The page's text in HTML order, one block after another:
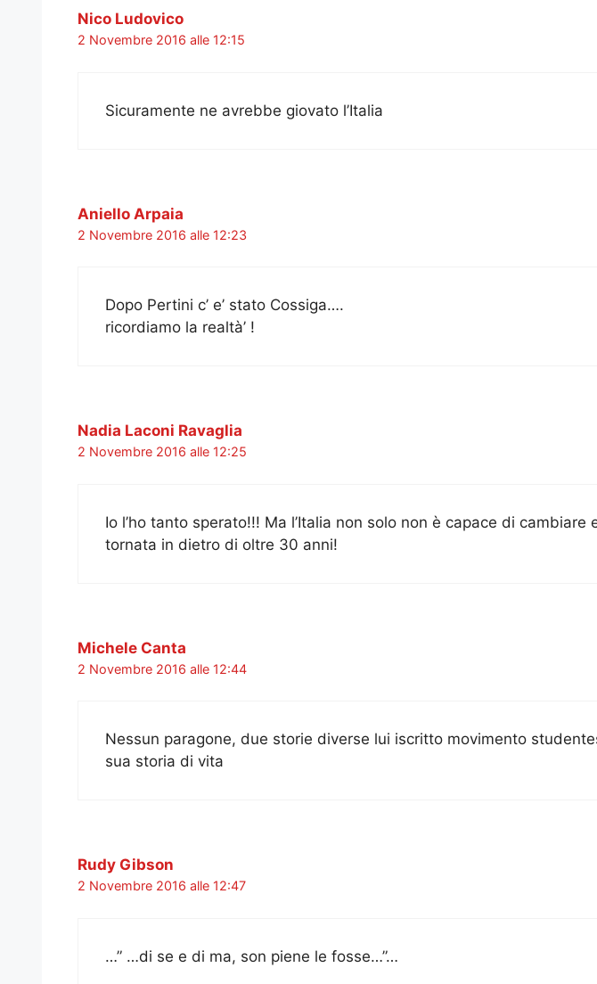
Nico Ludovico
2 Novembre 2016 alle 12:15
Sicuramente ne avrebbe giovato l’Italia
Aniello Arpaia
2 Novembre 2016 alle 12:23
Dopo Pertini c’ e’ stato Cossiga….
ricordiamo la realtà’ !
Nadia Laconi Ravaglia
2 Novembre 2016 alle 12:25
Io l’ho tanto sperato!!! Ma l’Italia non solo non è capace di cambiare
tornata in dietro di oltre 30 anni!
Michele Canta
2 Novembre 2016 alle 12:44
Nessun paragone, due storie diverse lui iscritto movimento
sua storia di vita
Rudy Gibson
2 Novembre 2016 alle 12:47
…” …di se e di ma, son piene le fosse…”…